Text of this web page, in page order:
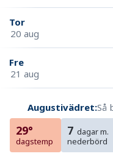
Tor
20 aug
Fre
21 aug
Augustivädret:Så
29°
dagstemp
7 dagar m.
nederbörd